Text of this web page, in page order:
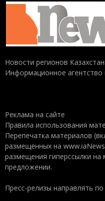
Новости регионов
Информационное агентство
Реклама на сайте
Правила использования
Перепечатка материалов
размещенных на
размещения гиперссылки
предложении.
Пресс-релизы направлять